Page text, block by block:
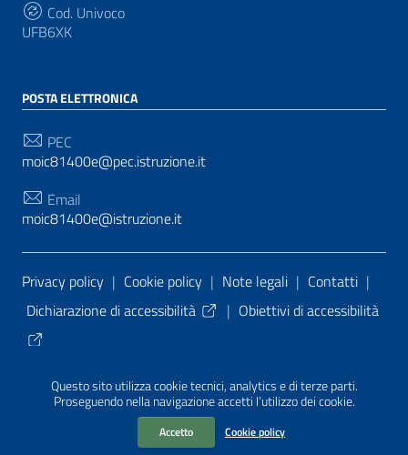
Questo sito utilizza cookie tecnici, analytics e di terze parti.
Proseguendo nella navigazione accetti l’utilizzo dei cookie.
Accetto Cookie policy
Cod. Univoco
UFB6XK
POSTA ELETTRONICA
PEC
moic81400e@pec.istruzione.it
Email
moic81400e@istruzione.it
Sezione Link Utili
Privacy policy | Cookie policy | Note legali | Contatti |
Dichiarazione di accessibilità
| Obiettivi di accessibilità
PA di AgID
| Realizzato con WordPress
da